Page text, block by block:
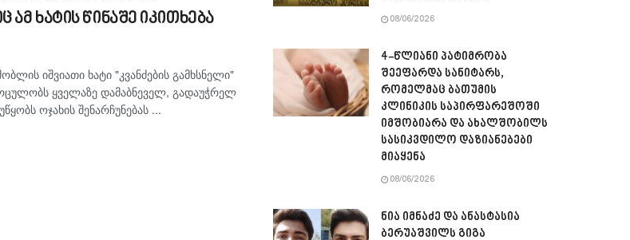
ხატის წინაშე იკითხება
იშვიათი ხატი "კვანძების გამხსნელი"
ყველაზე დამაბნეველ, გადაუჭრელ
ოჯახის შენარჩუნებას ...
08/06/2026
4-წლიანი პატიმრობა
შეეფარდა სანიტარს,
რომელმაც ბათუმის
კლინიკის საპირფარეშოში
იმშობიარა და ახალშობილს
სასიკვდილო დაზიანებები
მიაყენა
08/06/2026
ნია იმნაძე და ანასტასია
ბერუაშვილს გიგა